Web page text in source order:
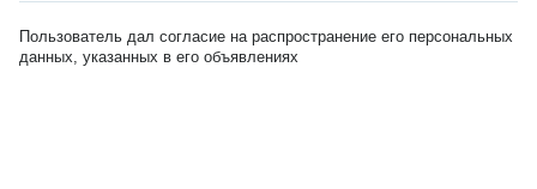
Пользователь дал согласие на распространение его персональных
данных, указанных в его объявлениях